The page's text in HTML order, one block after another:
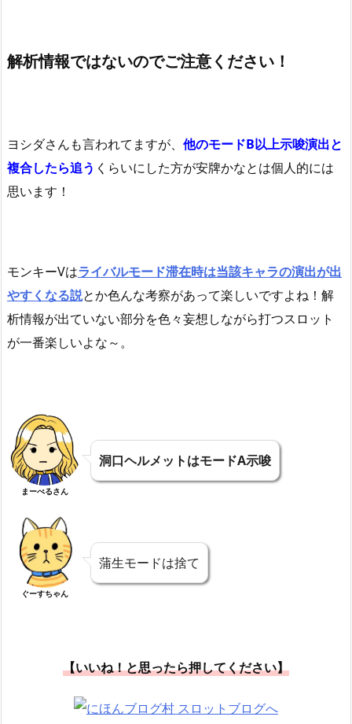
解析情報ではないのでご注意ください！
ヨシダさんも言われてますが、 他のモードB以上示唆演出と
複合したら追う くらいにした方が安牌かなとは個人的には
思います！
モンキーVはライバルモード滞在時は当該キャラの演出が出
やすくなる説とか色んな考察があって楽しいですよね！解
析情報が出ていない部分を色々妄想しながら打つスロット
が一番楽しいよな～。
まーべるさん
洞口ヘルメットはモードA示唆
ぐーすちゃん
蒲生モードは捨て
【いいね！と思ったら押してください】